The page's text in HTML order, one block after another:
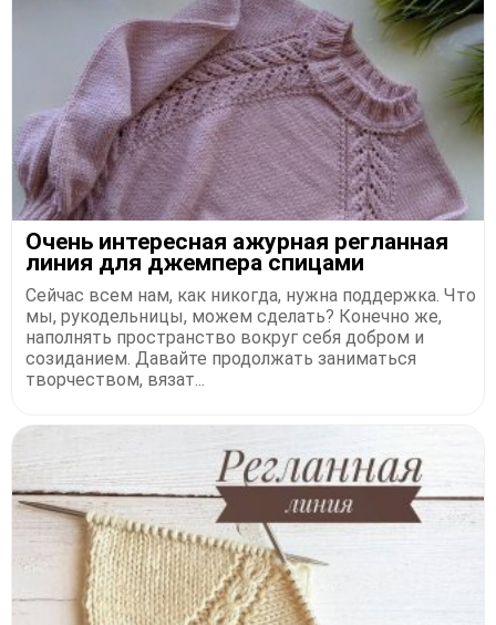
Очень интересная ажурная регланная
линия для джемпера спицами
Сейчас всем нам, как никогда, нужна поддержка. Что
мы, рукодельницы, можем сделать? Конечно же,
наполнять пространство вокруг себя добром и
созиданием. Давайте продолжать заниматься
творчеством, вязат...